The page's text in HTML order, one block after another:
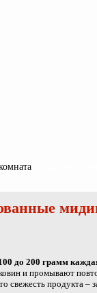
до 200 грамм
и промывают
свежесть продукта –